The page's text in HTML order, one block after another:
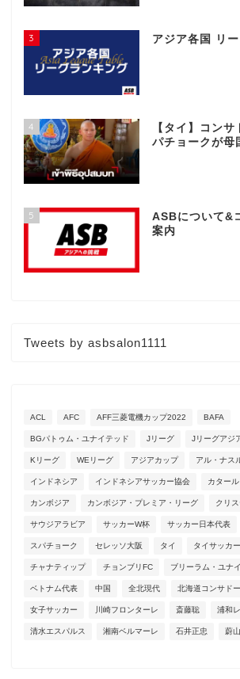
3 アジア各国 リ
4
【タイ】コン
パチョークが母
5
ASBについて&
案内
Tweets by asbsalon1111
ACL AFC AFF三菱電機カップ2022 BAFA
BGパトゥム・ユナイテッド Jリーグ Jリーグアジ
Kリーグ WEリーグ アジアカップ アル・ナス
インドネシア インドネシアサッカー協会 カタール
カンボジア カンボジア・プレミア・リーグ クリ
サウジアラビア サッカーW杯 サッカー日本代表
スパチョーク セレッソ大阪 タイ タイサッカー
チャナティップ チョンブリFC ブリーラム・ユナ
ベトナム代表 中国 全北現代 北海道コンサド
女子サッカー 川崎フロンターレ 斎藤聡 浦和
清水エスパルス 湘南ベルマーレ 石井正忠 蔚